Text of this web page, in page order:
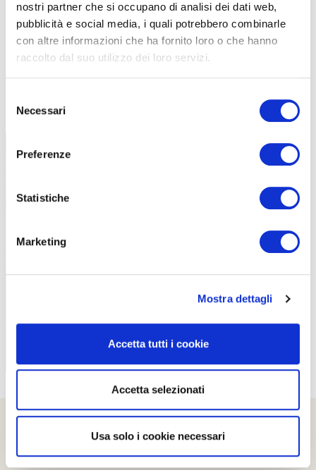
nostri partner che si occupano di analisi dei dati web,
pubblicità e social media, i quali potrebbero combinarle
con altre informazioni che ha fornito loro o che hanno
raccolto dal suo utilizzo dei loro servizi.
delNecessari
Preferenze
Statistiche
Marketing
Mostra dettagli
Accetta tutti i cookie
Accetta selezionati
Usa solo i cookie necessari
TUTTE LE CATEGORIE DEL MAGAZINE